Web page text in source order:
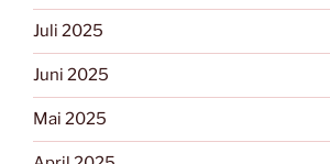
Juli 2025
Juni 2025
Mai 2025